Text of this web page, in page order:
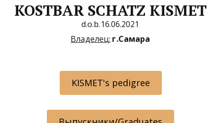
KOSTBAR SCHATZ KISMET
d.o.b.16.06.2021
Владелец: г.Самара
KISMET's pedigree